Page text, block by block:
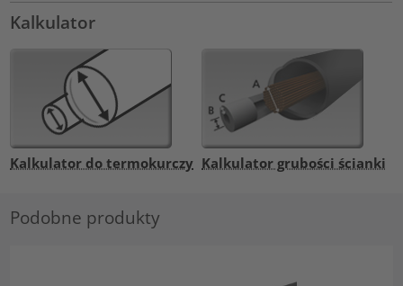
Kalkulator
Kalkulator do termokurczy Kalkulator grubości ścianki
Podobne produkty